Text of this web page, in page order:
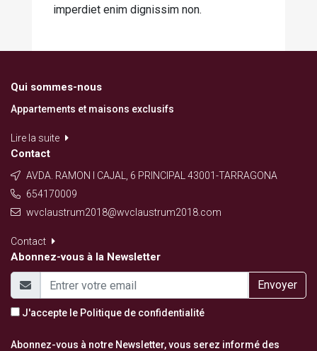
imperdiet enim dignissim non.
Qui sommes-nous
Appartements et maisons exclusifs
Lire la suite
Contact
AVDA. RAMON I CAJAL, 6 PRINCIPAL 43001-TARRAGONA
654170009
wvclaustrum2018@wvclaustrum2018.com
Contact
Abonnez-vous à la Newsletter
Envoyer
J'accepte le Politique de confidentialité
Abonnez-vous à notre Newsletter, vous serez informé des